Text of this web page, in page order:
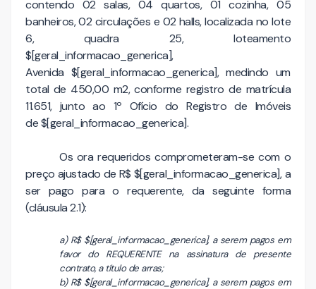
contendo 02 salas, 04 quartos, 01 cozinha, 05
banheiros, 02 circulações e 02 halls, localizada no lote
6, quadra 25, loteamento
$[geral_informacao_generica],
Avenida $[geral_informacao_generica], medindo um
total de 450,00 m2, conforme registro de matrícula
11.651, junto ao 1º Ofício do Registro de Imóveis
de $[geral_informacao_generica].
Os ora requeridos comprometeram-se com o
preço ajustado de R$ $[geral_informacao_generica], a
ser pago para o requerente, da seguinte forma
(cláusula 2.1):
a) R$ $[geral_informacao_generica], a serem pagos em
favor do REQUERENTE na assinatura de presente
contrato, a título de arras;
b) R$ $[geral_informacao_generica], a serem pagos em